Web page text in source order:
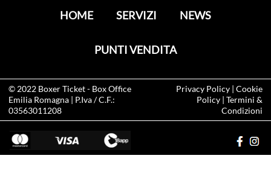
HOME SERVIZI NEWS
PUNTI VENDITA
© 2022 Boxer Ticket- Box Office
Emilia Romagna | P.Iva / C.F.:
03563011208
Privacy Policy| Cookie
Policy| Termini &
Condizioni